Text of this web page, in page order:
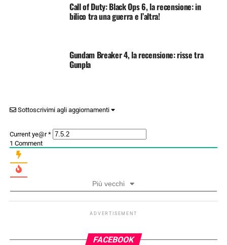
Call of Duty: Black Ops 6, la recensione: in
bilico tra una guerra e l’altra!
Gundam Breaker 4, la recensione: risse tra
Gunpla
Sottoscrivimi agli aggiornamenti
Current ye@r*
1 Comment
Più vecchi
ADVERTISEMENT
FACEBOOK